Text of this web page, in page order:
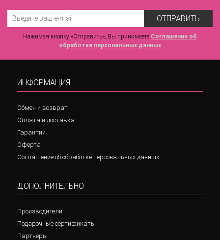
ОТПРАВИТЬ
Нажимая кнопку «Отправить», Вы принимаете Соглашение об
обработке персональных данных
ИНФОРМАЦИЯ
Обмен и возврат
Оплата и доставка
Гарантии
Оферта
Соглашение об обработке персональных данных
ДОПОЛНИТЕЛЬНО
Производители
Подарочные сертификаты
Партнёры